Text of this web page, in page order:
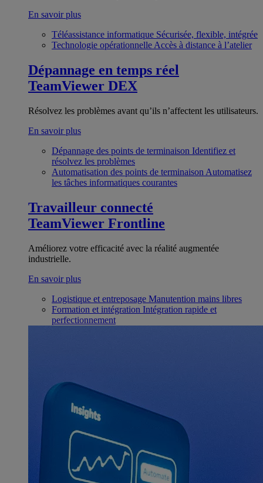
En savoir plus
Téléassistance informatique Sécurisée, flexible, intégrée
Technologie opérationnelle Accès à distance à l’atelier
Dépannage en temps réel
TeamViewer DEX
Résolvez les problèmes avant qu’ils n’affectent les utilisateurs.
En savoir plus
Dépannage des points de terminaison Identifiez et
résolvez les problèmes
Automatisation des points de terminaison Automatisez
les tâches informatiques courantes
Travailleur connecté
TeamViewer Frontline
Améliorez votre efficacité avec la réalité augmentée
industrielle.
En savoir plus
Logistique et entreposage Manutention mains libres
Formation et intégration Intégration rapide et
perfectionnement